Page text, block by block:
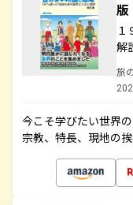
版
１
解
旅
今こそ学びたい世界
宗教、特長、現地の